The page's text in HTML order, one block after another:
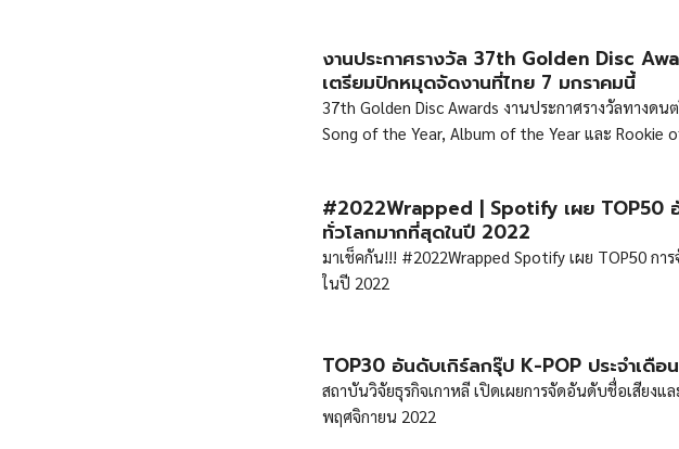
of 2022 The Playlist: Korea’s Top Tracks of
งานประกาศรางวัล 37th Golden Disc
เตรียมปักหมุดจัดงานที่ไทย 7 มกราคมนี้
37th Golden Disc Awards งานประกาศรางวัลทางดน
Song of the Year, Album of the Year และ Rookie
#2022Wrapped | Spotify เผย TOP50
ทั่วโลกมากที่สุดในปี 2022
มาเช็คกัน!!! #2022Wrapped Spotify เผย TOP50 ก
ในปี 2022
TOP30 อันดับเกิร์ลกรุ๊ป K-POP ประจำเดื
สถาบันวิจัยธุรกิจเกาหลี เปิดเผยการจัดอันดับชื่อเสียงแ
พฤศจิกายน 2022